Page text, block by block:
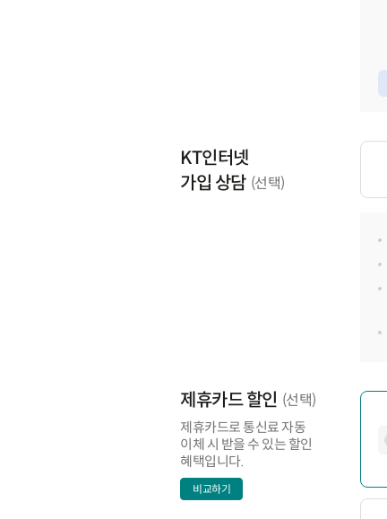
KT인터넷
가입 상담 (선택)
제휴카드 할인 (선택)
제휴카드로 통신료 자동
이체 시 받을 수 있는 할인
혜택입니다.
비교하기